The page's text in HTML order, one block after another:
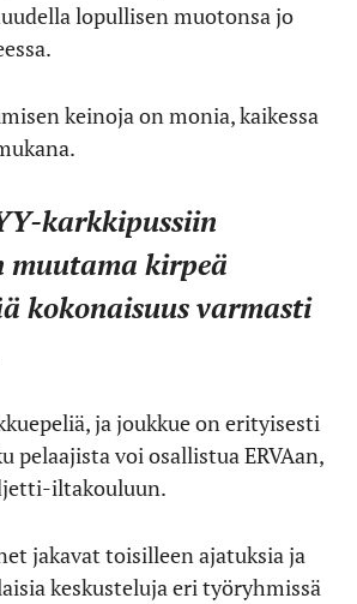
lopullisen muotonsa jo
keinoja on monia, kaikessa
karkkipussiin
muutama kirpeä
kokonaisuus varmasti
ja joukkue on erityisesti
pelaajista voi osallistua ERVAan,
iltakouluun.
jakavat toisilleen ajatuksia ja
keskusteluja eri työryhmissä